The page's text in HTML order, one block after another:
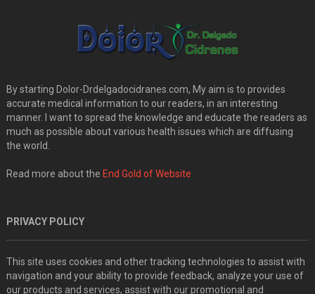
By starting Dolor-Drdelgadocidranes.com, My aim is to provides
accurate medical information to our readers, in an interesting
manner. I want to spread the knowledge and educate the readers as
much as possible about various health issues which are diffusing
the world.
Read more about the End Gold of Website
PRIVACY POLICY
This site uses cookies and other tracking technologies to assist with
navigation and your ability to provide feedback, analyze your use of
our products and services, assist with our promotional and